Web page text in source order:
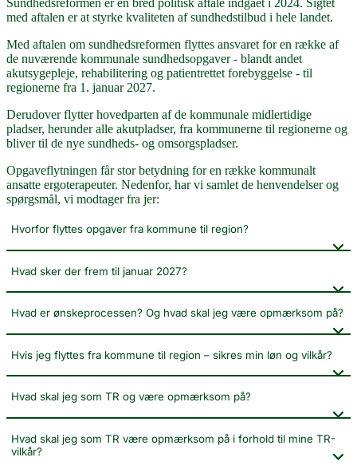
Sundhedsreformen er en bred politisk aftale indgået i 2024. Sigtet
med aftalen er at styrke kvaliteten af sundhedstilbud i hele landet.
Med aftalen om sundhedsreformen flyttes ansvaret for en række af
de nuværende kommunale sundhedsopgaver - blandt andet
akutsygepleje, rehabilitering og patientrettet forebyggelse - til
regionerne fra 1. januar 2027.
Derudover flytter hovedparten af de kommunale midlertidige
pladser, herunder alle akutpladser, fra kommunerne til regionerne og
bliver til de nye sundheds- og omsorgspladser.
Opgaveflytningen får stor betydning for en række kommunalt
ansatte ergoterapeuter. Nedenfor, har vi samlet de henvendelser og
spørgsmål, vi modtager fra jer:
Hvorfor flyttes opgaver fra kommune til region?
Hvad sker der frem til januar 2027?
Hvad er ønskeprocessen? Og hvad skal jeg være opmærksom på?
Hvis jeg flyttes fra kommune til region – sikres min løn og vilkår?
Hvad skal jeg som TR og være opmærksom på?
Hvad skal jeg som TR være opmærksom på i forhold til mine TR-
vilkår?